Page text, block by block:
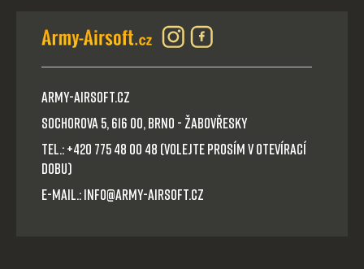
Army-Airsoft.cz
Sochorova 5, 616 00, Brno - Žabovřesky
Tel.: +420 775 48 00 48 (volejte prosím v otevírací
dobu)
E-mail.: info@army-airsoft.cz